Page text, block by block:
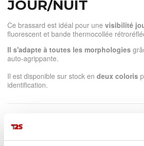
JOUR/NUIT
Ce brassard est idéal pour une visibilité
fluorescent et bande thermocollée
Il s'adapte à toutes les morphologies
auto-agrippante.
Il est disponible sur stock en deux coloris
identification.